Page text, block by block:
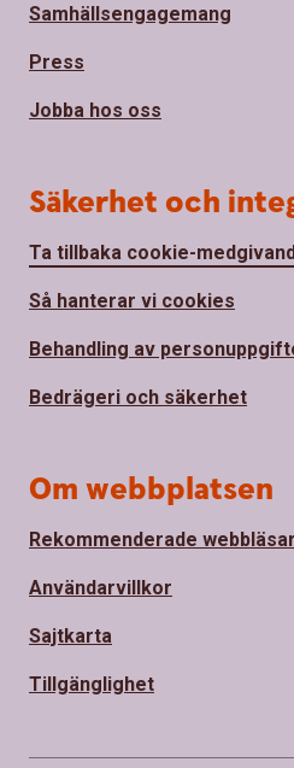
Samhällsengagemang
Press
Jobba hos oss
Säkerhet och
Ta tillbaka cookie-
Så hanterar vi cookies
Behandling av
Bedrägeri och säkerhet
Om webbplatsen
Rekommenderade
Användarvillkor
Sajtkarta
Tillgänglighet